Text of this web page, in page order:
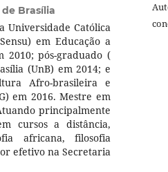
Brasília
Universidade Católica
em Educação a
2010; pós-graduado (
(UnB) em 2014; e
Afro-brasileira e
em 2016. Mestre em
principalmente
cursos a distância,
africana, filosofia
efetivo na Secretaria